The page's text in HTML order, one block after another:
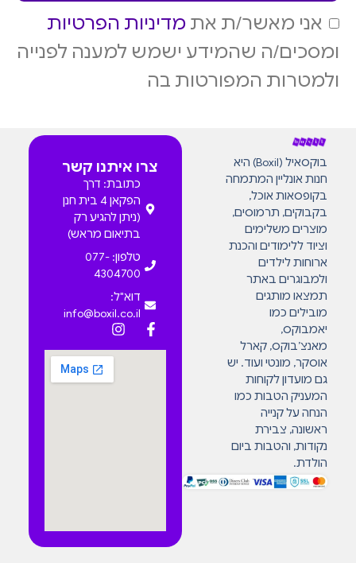
אני מאשר/ת את מדיניות הפרטיות
ומסכים/ה שהמידע ישמש למענה לפנייה
ולמטרות המפורטות בה
בוקסאיל (Boxil) היא
חנות אונליין המתמחה
בקופסאות אוכל,
בקבוקים, תרמוסים,
מוצרים משלימים
וציוד ללימודים והכנת
ארוחות לילדים
ולמבוגרים באתר
תמצאו מותגים
מובילים כמו
יאמבוקס,
מאנצ’בוקס, קארל
אוסקר, מונטי ועוד. יש
גם מועדון לקוחות
המעניק הטבות כמו
הנחה על קנייה
ראשונה, צבירת
נקודות, והטבות ביום
הולדת.
צרו איתנו קשר
כתובת: דרך
הפקאן 4 בית חנן
(ניתן להגיע רק
בתיאום מראש)
טלפון: 077-
4304700
דוא"ל:
info@boxil.co.il